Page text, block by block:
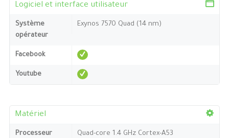
Logiciel et interface utilisateur
Système
opérateur
Exynos 7570 Quad (14 nm)
Facebook
Youtube
Matériel
Processeur Quad-core 1.4 GHz Cortex-A53